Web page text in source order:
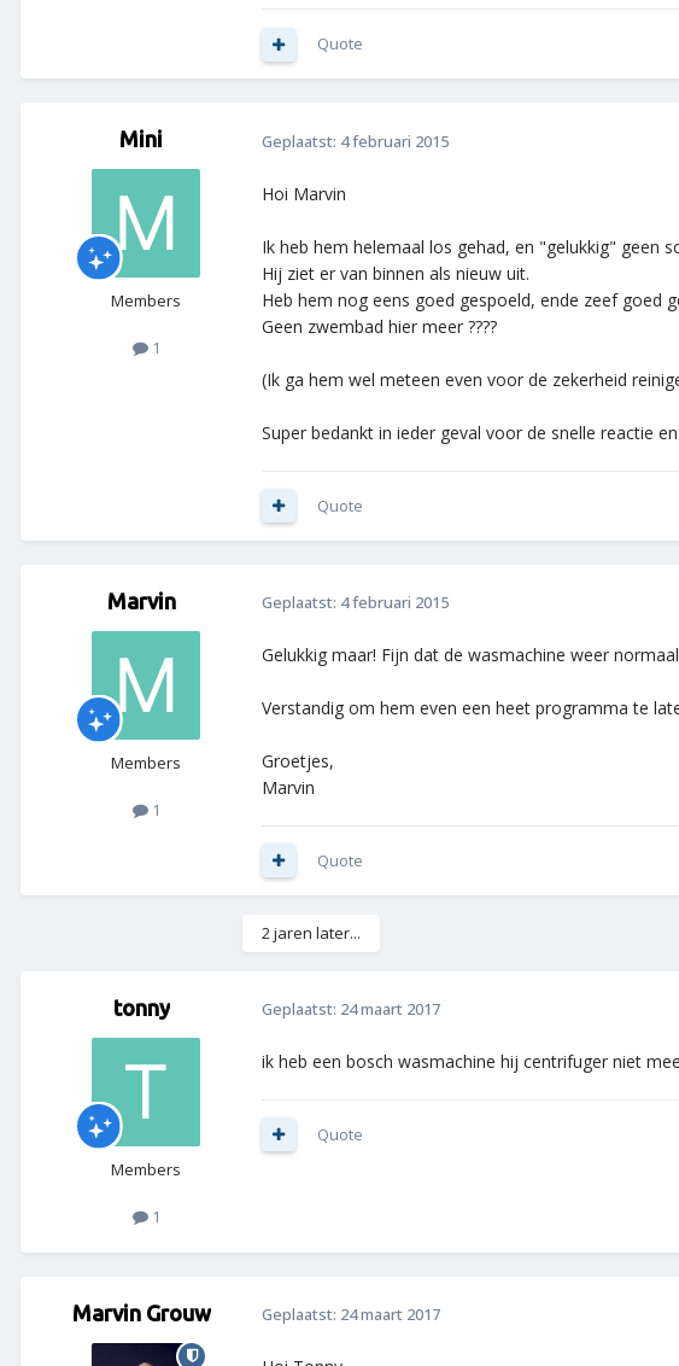
Quote
Mini
Members
1
Geplaatst: 4 februari 2015
Hoi Marvin
Ik heb hem helemaal los gehad, en "gelukkig" geen
Hij ziet er van binnen als nieuw uit.
Heb hem nog eens goed gespoeld, ende zeef goed
Geen zwembad hier meer ????
(Ik ga hem wel meteen even voor de zekerheid
Super bedankt in ieder geval voor de snelle reactie
Quote
Marvin
Members
1
Geplaatst: 4 februari 2015
Gelukkig maar! Fijn dat de wasmachine weer
Verstandig om hem even een heet programma te
Groetjes,
Marvin
Quote
2 jaren later...
tonny
Members
1
Geplaatst: 24 maart 2017
ik heb een bosch wasmachine hij centrifuger niet
Quote
Marvin Grouw Geplaatst: 24 maart 2017